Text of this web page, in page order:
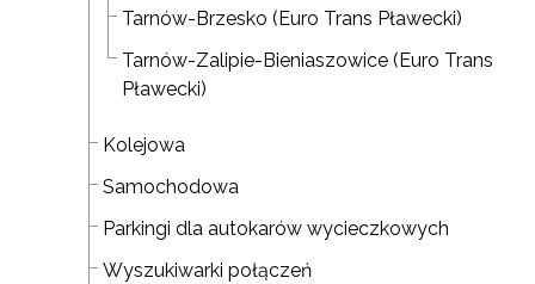
Tarnów-Brzesko (Euro Trans Pławecki)
Tarnów-Zalipie-Bieniaszowice (Euro Trans
Pławecki)
Kolejowa
Samochodowa
Parkingi dla autokarów wycieczkowych
Wyszukiwarki połączeń